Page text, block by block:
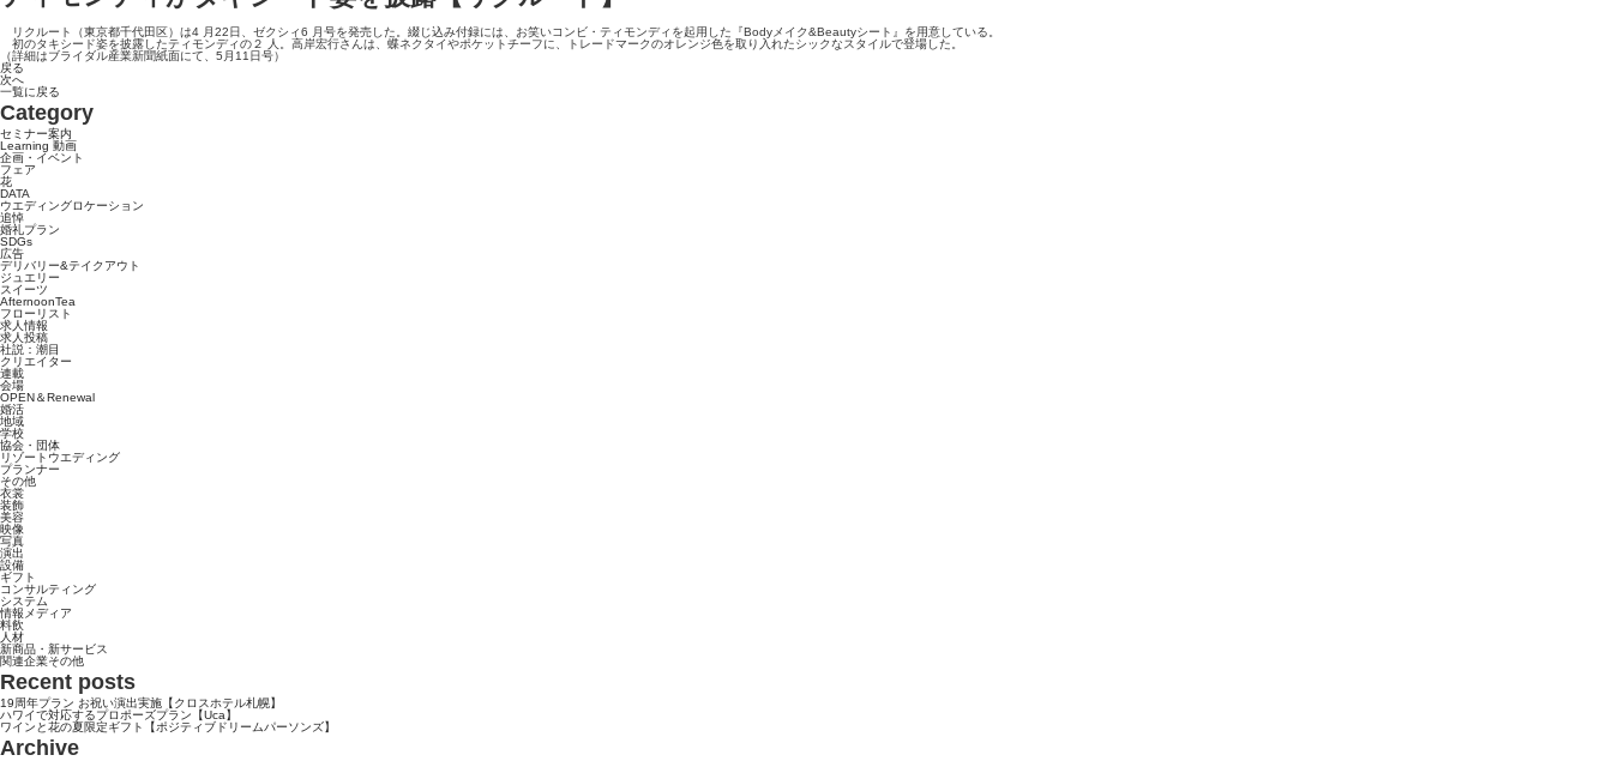
リクルート（東京都千代田区）は4 月22日、ゼクシィ6 月号を発売した。綴じ込み付録には、お笑いコンビ・ティモンディを起用した『Bodyメイク&Beautyシート』を用意している。
初のタキシード姿を披露したティモンディの２ 人。高岸宏行さんは、蝶ネクタイやポケットチーフに、トレードマークのオレンジ色を取り入れたシックなスタイルで登場した。
（詳細はブライダル産業新聞紙面にて、5月11日号）
戻る
次へ
一覧に戻る
Category
セミナー案内
Learning 動画
企画・イベント
フェア
花
DATA
ウエディングロケーション
追悼
婚礼プラン
SDGs
広告
デリバリー&テイクアウト
ジュエリー
スイーツ
AfternoonTea
フローリスト
求人情報
求人投稿
社説：潮目
クリエイター
連載
会場
OPEN＆Renewal
婚活
地域
学校
協会・団体
リゾートウエディング
プランナー
その他
衣裳
装飾
美容
映像
写真
演出
設備
ギフト
コンサルティング
システム
情報メディア
料飲
人材
新商品・新サービス
関連企業その他
Recent posts
19周年プラン お祝い演出実施【クロスホテル札幌】
ハワイで対応するプロポーズプラン【Uca】
ワインと花の夏限定ギフト【ポジティブドリームパーソンズ】
Archive